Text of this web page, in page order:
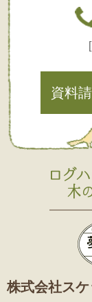
資料
株式会社ス